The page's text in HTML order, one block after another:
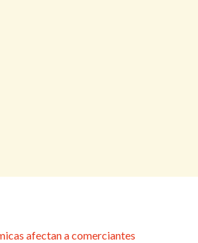
afectan a comerciantes